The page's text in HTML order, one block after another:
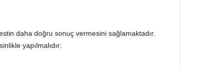
daha doğru sonuç vermesini sağlamaktadır.
yapılmalıdır: